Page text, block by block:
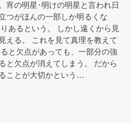
宵の明星･明けの明星と言われ日
つがほんの一部しか明るくな
あるという。 しかし遠くから見
える。 これを見て真理を教えて
と欠点があっても、一部分の強
と欠点が消えてしまう。 だから
ことが大切かという…